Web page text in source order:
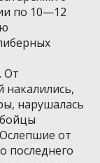
по 10—12
От
накалились,
нарушалась
от
последнего